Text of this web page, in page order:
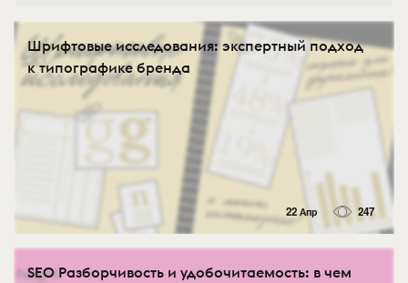
Шрифтовые исследования: экспертный подход
к типографике бренда
22 Апр 247
SEO Разборчивость и удобочитаемость: в чем